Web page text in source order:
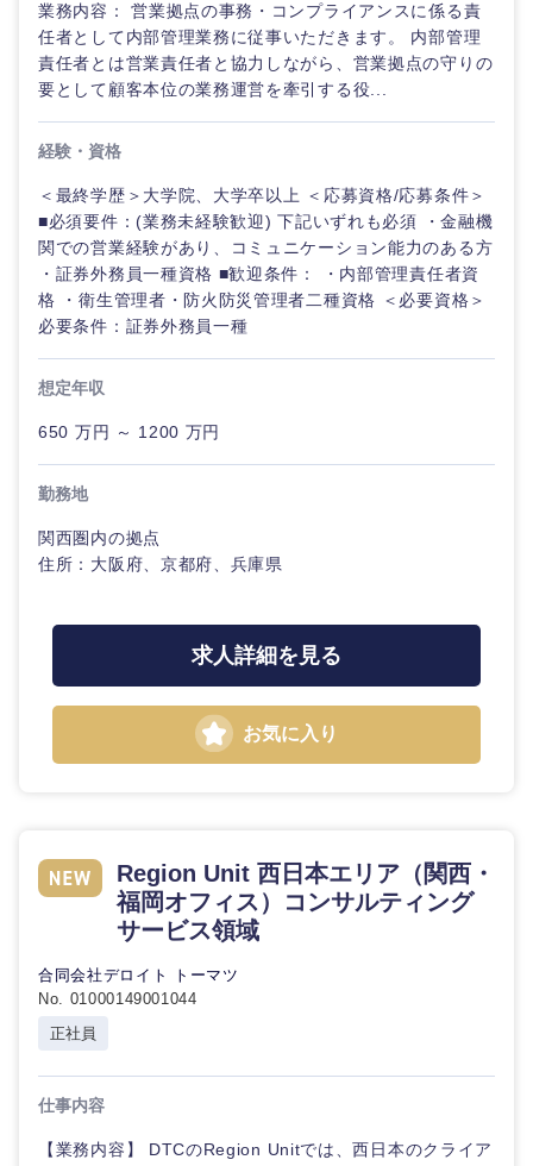
業務内容： 営業拠点の事務・コンプライアンスに係る責
任者として内部管理業務に従事いただきます。 内部管理
責任者とは営業責任者と協力しながら、営業拠点の守りの
要として顧客本位の業務運営を牽引する役...
経験・資格
＜最終学歴＞大学院、大学卒以上 ＜応募資格/応募条件＞
■必須要件：(業務未経験歓迎) 下記いずれも必須 ・金融機
関での営業経験があり、コミュニケーション能力のある方
・証券外務員一種資格 ■歓迎条件： ・内部管理責任者資
格 ・衛生管理者・防火防災管理者二種資格 ＜必要資格＞
必要条件：証券外務員一種
想定年収
650 万円 ～ 1200 万円
勤務地
関西圏内の拠点
住所：大阪府、京都府、兵庫県
求人詳細を見る
お気に入り
Region Unit 西日本エリア（関西・
福岡オフィス）コンサルティング
サービス領域
合同会社デロイト トーマツ
No. 01000149001044
正社員
仕事内容
【業務内容】 DTCのRegion Unitでは、西日本のクライア